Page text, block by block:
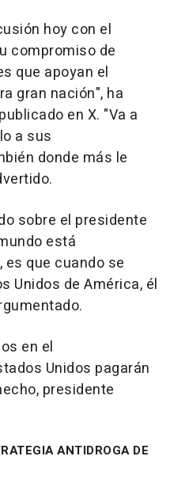
hoy con el
compromiso de
que apoyan el
gran nación", ha
en X. "Va a
a sus
donde más le
sobre el presidente
está
que cuando se
Unidos de América, él
en el
Unidos pagarán
presidente
ANTIDROGA DE